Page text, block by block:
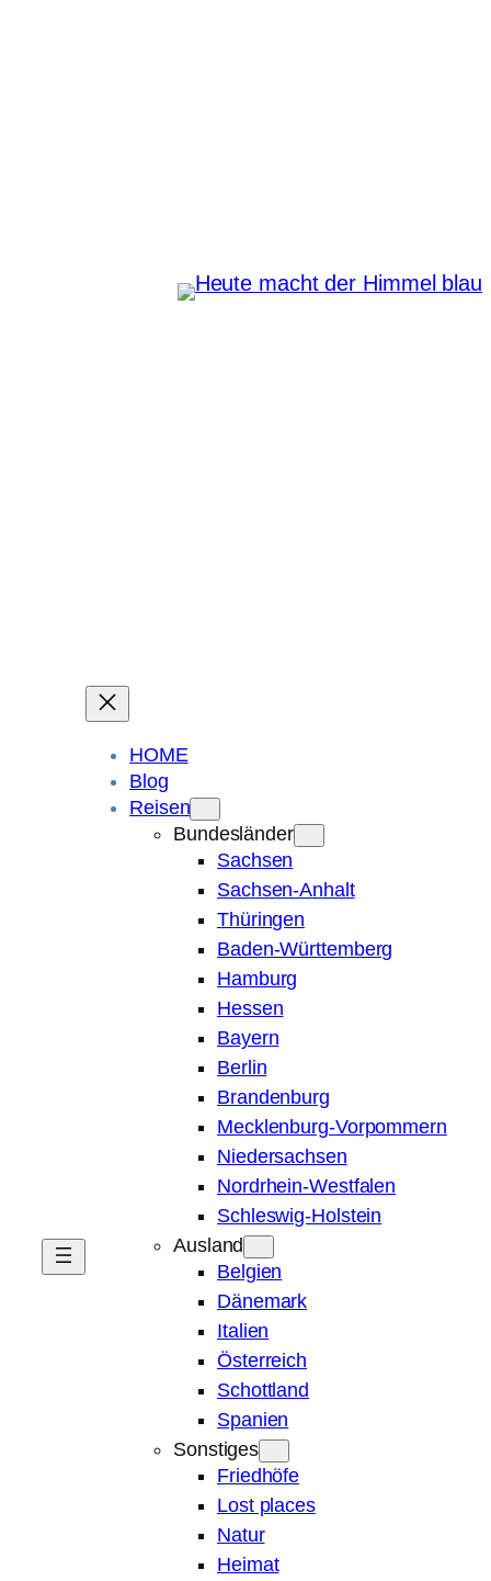
HOME
Blog
Reisen
Bundesländer
Sachsen
Sachsen-Anhalt
Thüringen
Baden-Württemberg
Hamburg
Hessen
Bayern
Berlin
Brandenburg
Mecklenburg-Vorpommern
Niedersachsen
Nordrhein-Westfalen
Schleswig-Holstein
Ausland
Belgien
Dänemark
Italien
Österreich
Schottland
Spanien
Sonstiges
Friedhöfe
Lost places
Natur
Heimat